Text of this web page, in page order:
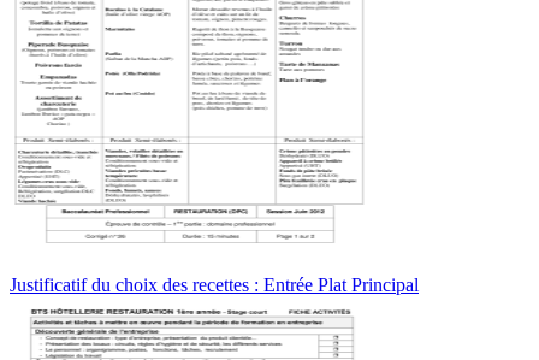
Justificatif du choix des recettes : Entrée Plat Principal